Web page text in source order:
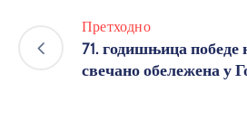
Претходно
71. годишњица
свечано обележена у